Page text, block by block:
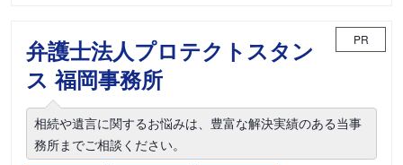
弁護士法人プロテクトスタン
ス 福岡事務所
PR
相続や遺言に関するお悩みは、豊富な解決実績のある当事
務所までご相談ください。